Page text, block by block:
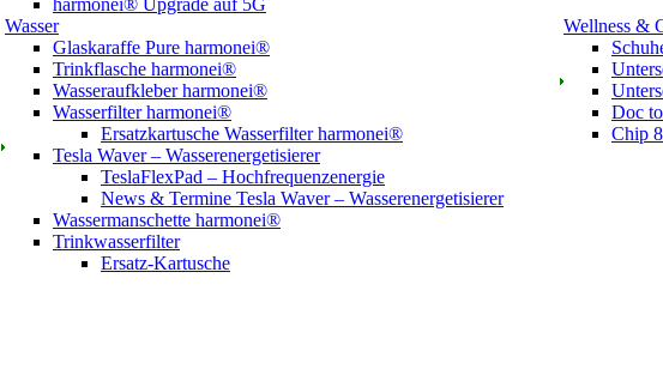
harmonei® Upgrade auf 5G
Wasser
Glaskaraffe Pure harmonei®
Trinkflasche harmonei®
Wasseraufkleber harmonei®
Wasserfilter harmonei®
Ersatzkartusche Wasserfilter harmonei®
Tesla Waver – Wasserenergetisierer
TeslaFlexPad – Hochfrequenzenergie
News & Termine Tesla Waver – Wasserenergetisierer
Wassermanschette harmonei®
Trinkwasserfilter
Ersatz-Kartusche
Wellness &
Doc
Chip